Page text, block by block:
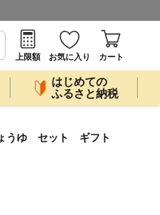
上限額
お気に入り カート
はじめての
ふるさと納税
うゆ セット ギフト